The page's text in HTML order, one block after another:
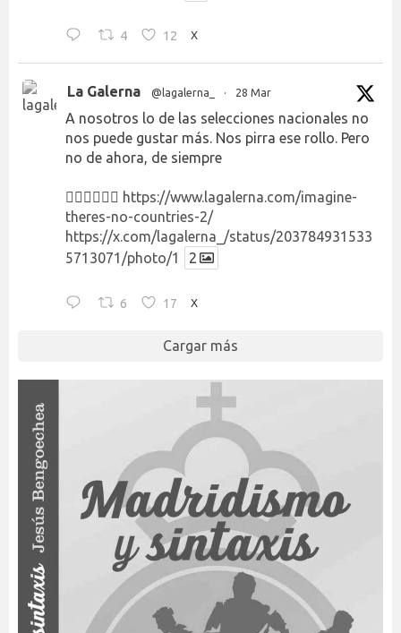
4 12 X
La Galerna @lagalerna_ · 28 Mar
A nosotros lo de las selecciones nacionales no
nos puede gustar más. Nos pirra ese rollo. Pero
no de ahora, de siempre
👉🏻👉🏻👉🏻 https://www.lagalerna.com/imagine-
theres-no-countries-2/
https://x.com/lagalerna_/status/203784931533
5713071/photo/1
2
6 17 X
Cargar más